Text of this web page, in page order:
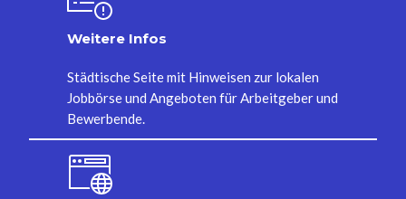
Weitere Infos
Städtische Seite mit Hinweisen zur lokalen
Jobbörse und Angeboten für Arbeitgeber und
Bewerbende.